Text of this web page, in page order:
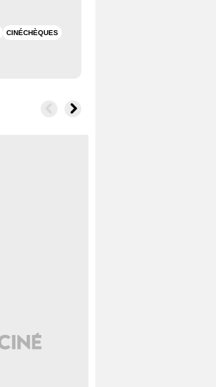
CINÉCHÈQUES